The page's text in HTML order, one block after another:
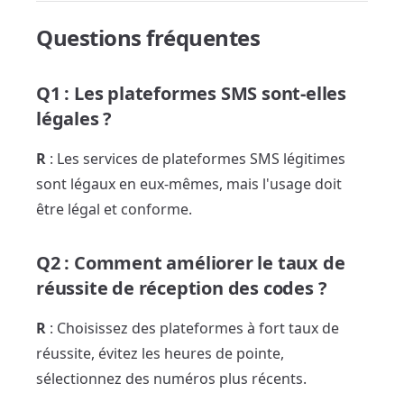
Questions fréquentes
Q1 : Les plateformes SMS sont-elles
légales ?
R : Les services de plateformes SMS légitimes
sont légaux en eux-mêmes, mais l'usage doit
être légal et conforme.
Q2 : Comment améliorer le taux de
réussite de réception des codes ?
R : Choisissez des plateformes à fort taux de
réussite, évitez les heures de pointe,
sélectionnez des numéros plus récents.